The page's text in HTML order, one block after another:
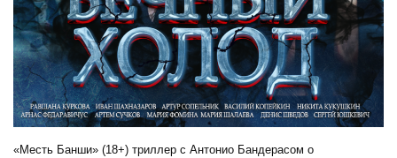
«Месть Банши» (18+) триллер с Антонио Бандерасом о